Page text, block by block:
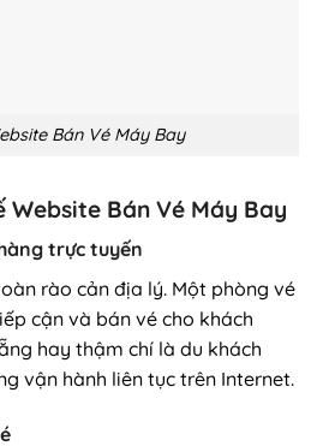
Bán Vé Máy Bay
Website Bán Vé Máy Bay
trực tuyến
rào cản địa lý. Một phòng vé
cận và bán vé cho khách
hay thậm chí là du khách
vận hành liên tục trên Internet.